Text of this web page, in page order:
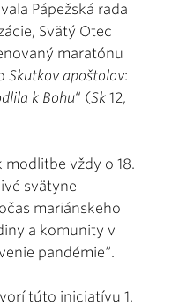
Pápežská rada
Svätý Otec
maratónu
Skutkov apoštolov:
k Bohu“ (Sk 12,
vždy o 18.
svätyne
mariánskeho
a komunity v
pandémie“.
túto iniciatívu 1.